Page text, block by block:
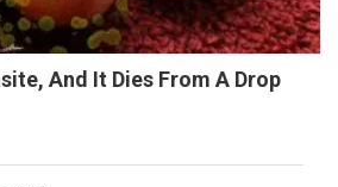
And It Dies From A Drop